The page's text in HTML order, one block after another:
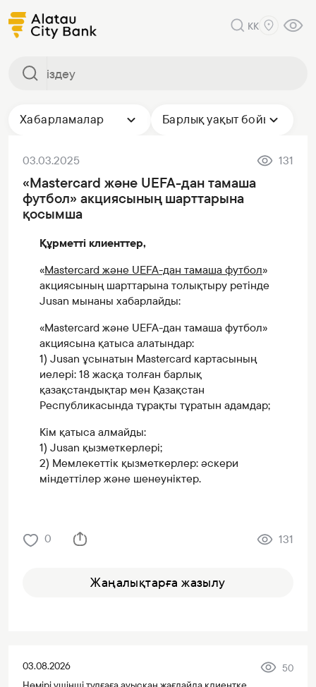
KK
Хабарламалар Барлық уақыт бойы
03.03.2025 131
«Mastercard және UEFA-дан тамаша
футбол» акциясының шарттарына
қосымша
Құрметті клиенттер,
«Mastercard және UEFA-дан тамаша футбол»
акциясының шарттарына толықтыру ретінде
Jusan мынаны хабарлайды:
«Mastercard және UEFA-дан тамаша футбол»
акциясына қатыса алатындар:
1) Jusan ұсынатын Mastercard картасының
иелері: 18 жасқа толған барлық
қазақстандықтар мен Қазақстан
Республикасында тұрақты тұратын адамдар;
Кім қатыса алмайды:
1) Jusan қызметкерлері;
2) Мемлекеттік қызметкерлер: әскери
міндеттілер және шенеуніктер.
0 131
Жаңалықтарға жазылу
03.08.2026
50